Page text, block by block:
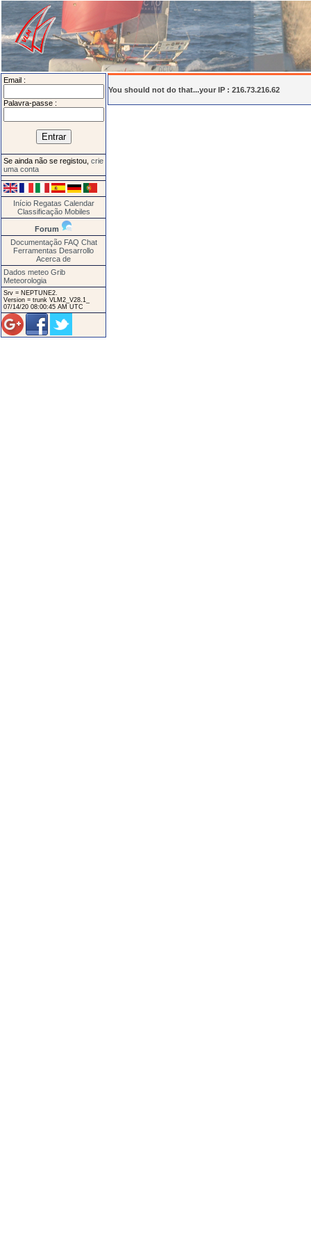
Email :
Palavra-passe :
Se ainda não se registou, crie
uma conta
Início Regatas Calendar
Classificação Mobiles
Forum
Documentação FAQ Chat
Ferramentas Desarrollo
Acerca de
Dados meteo Grib
Meteorologia
Srv = NEPTUNE2.
Version = trunk VLM2_V28.1_
07/14/20 08:00:45 AM UTC
You should not do that...your IP : 216.73.216.62